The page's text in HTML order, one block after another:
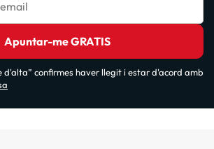
Apuntar-me GRATIS
d'alta” confirmes haver llegit i estar d'acord amb